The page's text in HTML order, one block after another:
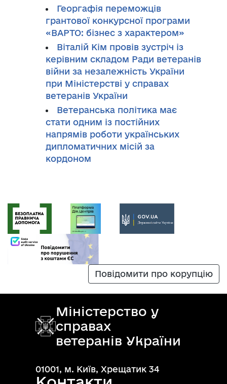
Георгафія переможців
грантової конкурсної програми
«ВАРТО: бізнес з характером»
Віталій Кім провів зустріч із
керівним складом Ради ветеранів
війни за незалежність України
при Міністерстві у справах
ветеранів України
Ветеранська політика має
стати одним із постійних
напрямів роботи українських
дипломатичних місій за
кордоном
Повідомити про корупцію
Міністерство у
справах
ветеранів України
01001, м. Київ, Хрещатик 34